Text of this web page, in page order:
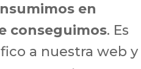
en
conseguimos. Es
a nuestra web y